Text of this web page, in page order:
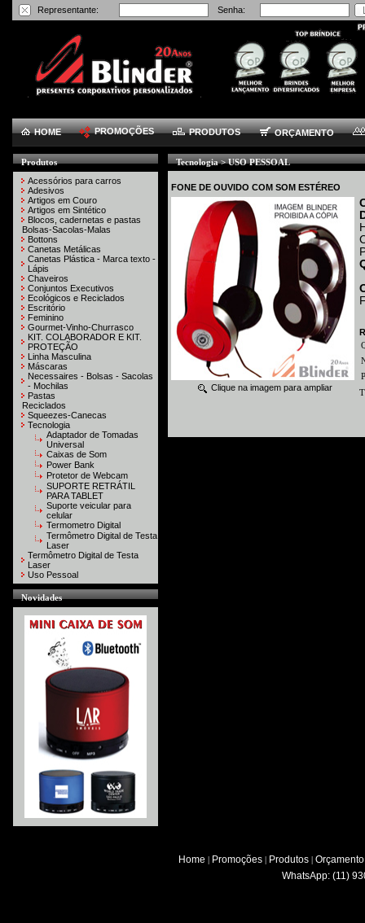
Representante: Senha:
HOME PROMOÇÕES PRODUTOS ORÇAMENTO
Produtos
Acessórios para carros
Adesivos
Artigos em Couro
Artigos em Sintético
Blocos, cadernetas e pastas
Bolsas-Sacolas-Malas
Bottons
Canetas Metálicas
Canetas Plástica - Marca texto -
Lápis
Chaveiros
Conjuntos Executivos
Ecológicos e Reciclados
Escritório
Feminino
Gourmet-Vinho-Churrasco
KIT. COLABORADOR E KIT.
PROTEÇÃO
Linha Masculina
Máscaras
Necessaires - Bolsas - Sacolas
- Mochilas
Pastas
Reciclados
Squeezes-Canecas
Tecnologia
Adaptador de Tomadas
Universal
Caixas de Som
Power Bank
Protetor de Webcam
SUPORTE RETRÁTIL
PARA TABLET
Suporte veicular para
celular
Termometro Digital
Termômetro Digital de Testa
Laser
Termômetro Digital de Testa
Laser
Uso Pessoal
Novidades
Tecnologia > USO PESSOAL
FONE DE OUVIDO COM SOM ESTÉREO
Clique na imagem para ampliar
Home | Promoções | Produtos | Orçamento
WhatsApp: (11)